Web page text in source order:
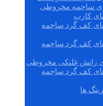
ساچمه مخروطی
کارب
های کف گرد ساچمه
های کف گرد ساچمه
رانش غلتکی مخروطی
های کف گرد ساچمه
ها